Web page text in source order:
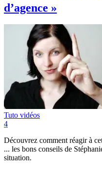
d’agence »
Tuto vidéos
4
Découvrez comment réagir à
... les bons conseils de
situation.